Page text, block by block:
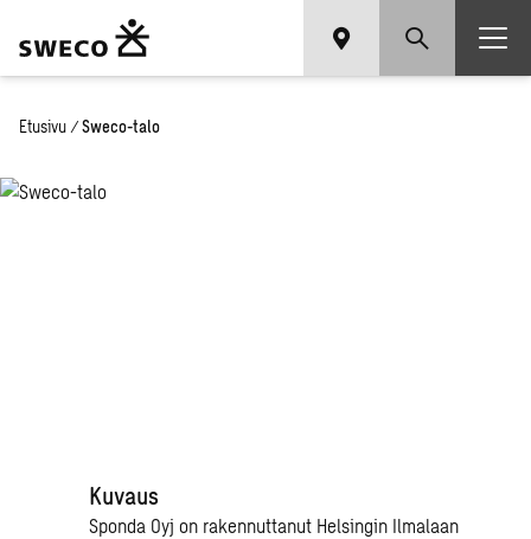
Etusivu / Sweco-talo
Kuvaus
Sponda Oyj on rakennuttanut Helsingin Ilmalaan